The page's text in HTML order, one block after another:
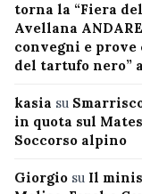
torna la “Fiera
Avellana
convegni e
del tartufo nero”
kasia su
in quota sul
Soccorso alpino
Giorgio su Il